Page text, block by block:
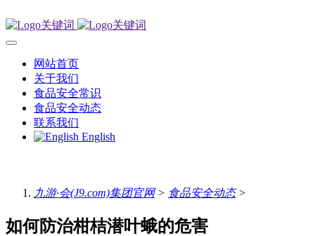
网站首页
关于我们
食品安全常识
食品安全动态
联系我们
English
九游·会(J9.com)集团官网> 食品安全动态>
如何防治柑桔潜叶蛾的危害